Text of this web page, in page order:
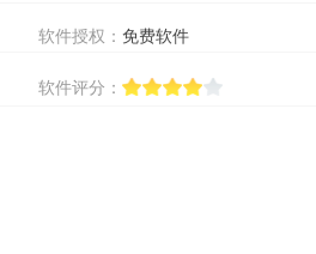
软件授权： 免费软件
软件评分：